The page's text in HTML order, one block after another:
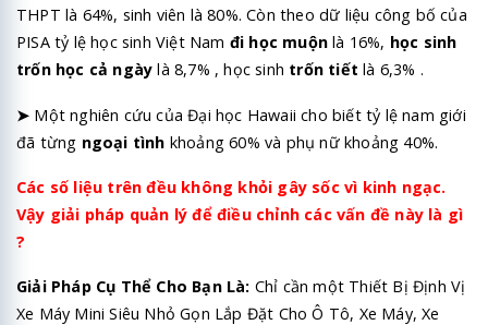
THPT là 64%, sinh viên là 80%. Còn theo dữ liệu công bố của
PISA tỷ lệ học sinh Việt Nam đi học muộn là 16%, học sinh
trốn học cả ngày là 8,7% , học sinh trốn tiết là 6,3% .
➤ Một nghiên cứu của Đại học Hawaii cho biết tỷ lệ nam giới
đã từng ngoại tình khoảng 60% và phụ nữ khoảng 40%.
Các số liệu trên đều không khỏi gây sốc vì kinh ngạc.
Vậy giải pháp quản lý để điều chỉnh các vấn đề này là gì
?
Giải Pháp Cụ Thể Cho Bạn Là: Chỉ cần một Thiết Bị Định Vị
Xe Máy Mini Siêu Nhỏ Gọn Lắp Đặt Cho Ô Tô, Xe Máy, Xe